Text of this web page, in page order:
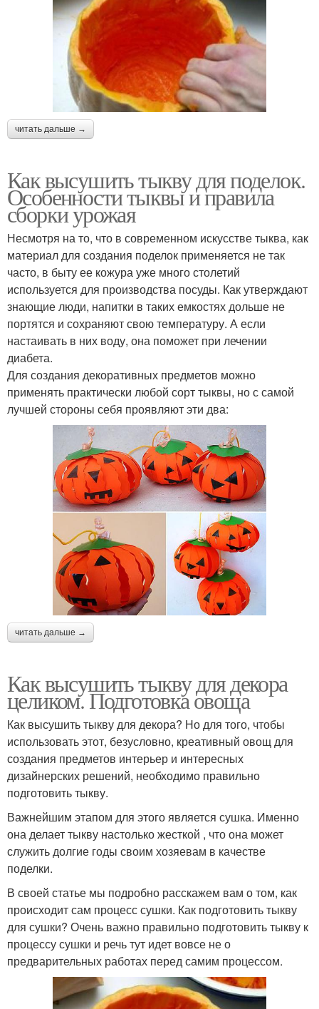
читать дальше →
Как высушить тыкву для поделок.
Особенности тыквы и правила
сборки урожая
Несмотря на то, что в современном искусстве тыква, как
материал для создания поделок применяется не так
часто, в быту ее кожура уже много столетий
используется для производства посуды. Как утверждают
знающие люди, напитки в таких емкостях дольше не
портятся и сохраняют свою температуру. А если
настаивать в них воду, она поможет при лечении
диабета.
Для создания декоративных предметов можно
применять практически любой сорт тыквы, но с самой
лучшей стороны себя проявляют эти два:
читать дальше →
Как высушить тыкву для декора
целиком. Подготовка овоща
Как высушить тыкву для декора? Но для того, чтобы
использовать этот, безусловно, креативный овощ для
создания предметов интерьер и интересных
дизайнерских решений, необходимо правильно
подготовить тыкву.
Важнейшим этапом для этого является сушка. Именно
она делает тыкву настолько жесткой , что она может
служить долгие годы своим хозяевам в качестве
поделки.
В своей статье мы подробно расскажем вам о том, как
происходит сам процесс сушки. Как подготовить тыкву
для сушки? Очень важно правильно подготовить тыкву к
процессу сушки и речь тут идет вовсе не о
предварительных работах перед самим процессом.